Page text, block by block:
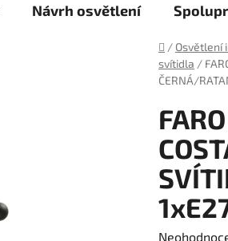
Návrh osvětlení
Domů
/ Osvětlení
svítidla /
ČERNÁ/
Průměrné